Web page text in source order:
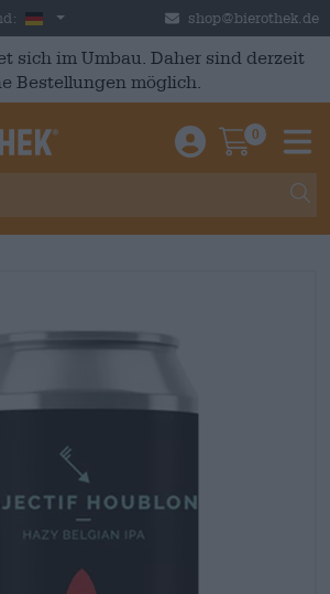
Deutschland shop@bierothek.de
sich im Umbau. Daher sind derzeit
Bestellungen möglich.
Einloggen /
0